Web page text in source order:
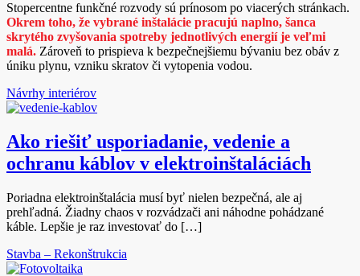
Stopercentne funkčné rozvody sú prínosom po viacerých stránkach.
Okrem toho, že vybrané inštalácie pracujú naplno, šanca
skrytého zvyšovania spotreby jednotlivých energií je veľmi
malá. Zároveň to prispieva k bezpečnejšiemu bývaniu bez obáv z
úniku plynu, vzniku skratov či vytopenia vodou.
Návrhy interiérov
Ako riešiť usporiadanie, vedenie a
ochranu káblov v elektroinštaláciách
Poriadna elektroinštalácia musí byť nielen bezpečná, ale aj
prehľadná. Žiadny chaos v rozvádzači ani náhodne pohádzané
káble. Lepšie je raz investovať do […]
Stavba – Rekonštrukcia